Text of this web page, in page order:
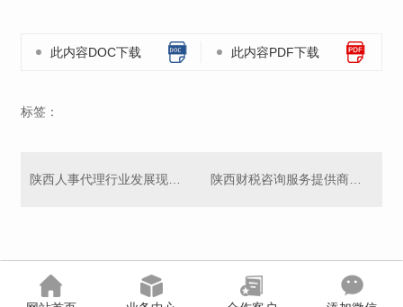
此内容DOC下载 此内容PDF下载
标签：